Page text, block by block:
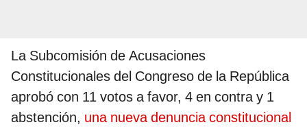
La Subcomisión de Acusaciones
Constitucionales del Congreso de la República
aprobó con 11 votos a favor, 4 en contra y 1
abstención, una nueva denuncia constitucional